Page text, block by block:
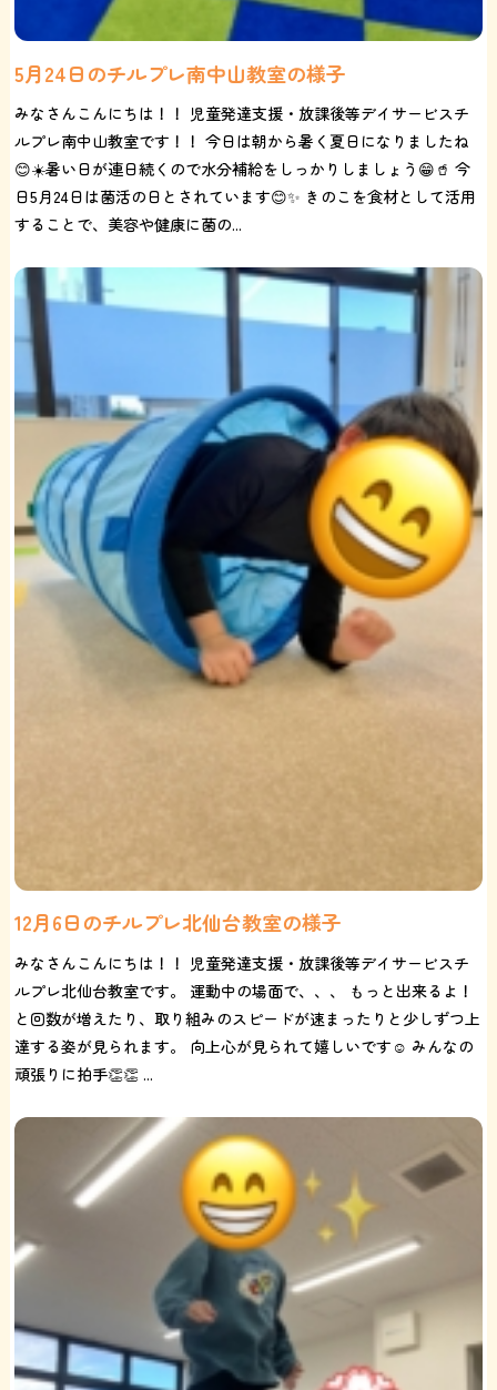
5月24日のチルプレ南中山教室の様子
みなさんこんにちは！！ 児童発達支援・放課後等デイサービスチ
ルプレ南中山教室です！！ 今日は朝から暑く夏日になりましたね
😊☀️暑い日が連日続くので水分補給をしっかりしましょう😁🥤 今
日5月24日は菌活の日とされています😊✨ きのこを食材として活用
することで、美容や健康に菌の...
12月6日のチルプレ北仙台教室の様子
みなさんこんにちは！！ 児童発達支援・放課後等デイサービスチ
ルプレ北仙台教室です。 運動中の場面で、、、 もっと出来るよ！
と回数が増えたり、取り組みのスピードが速まったりと少しずつ上
達する姿が見られます。 向上心が見られて嬉しいです☺️ みんなの
頑張りに拍手👏👏 ...